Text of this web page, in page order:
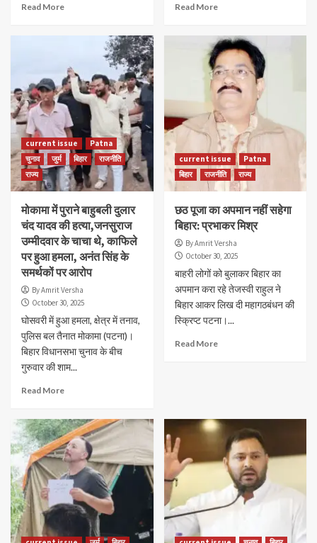
Read More Read More
current issue
Patna
चुनाव
जुर्म बिहार
राजनीति
राज्य
मोकामा में पुराने बाहुबली दुलार
चंद यादव की हत्या,जनसुराज
उम्मीदवार के चाचा थे, काफिले
पर हुआ हमला, अनंत सिंह के
समर्थकों पर आरोप
By Amrit Versha
October 30, 2025
घोसवरी में हुआ हमला, क्षेत्र में तनाव,
पुलिस बल तैनात मोकामा (पटना)।
बिहार विधानसभा चुनाव के बीच
गुरुवार की शाम...
Read More
current issue
Patna
बिहार
राजनीति राज्य
छठ पूजा का अपमान नहीं सहेगा
बिहार: प्रभाकर मिश्र
By Amrit Versha
October 30, 2025
बाहरी लोगों को बुलाकर बिहार का
अपमान करा रहे तेजस्वी राहुल ने
बिहार आकर लिख दी महागठबंधन की
स्क्रिप्ट पटना।...
Read More